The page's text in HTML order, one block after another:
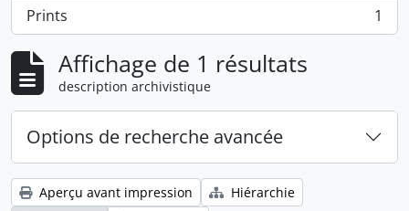
Prints
, 1 résultats 1
Affichage de 1 résultats
description archivistique
Options de recherche avancée
Aperçu avant impression
Hiérarchie